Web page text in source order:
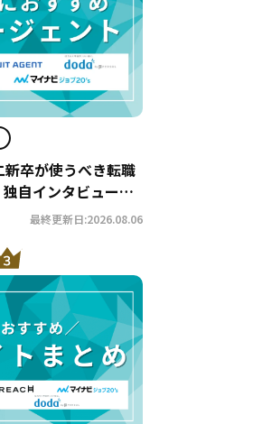
新卒が使うべき転職
自インタビューか
由・サービスの特徴
最終更新日:2026.08.06